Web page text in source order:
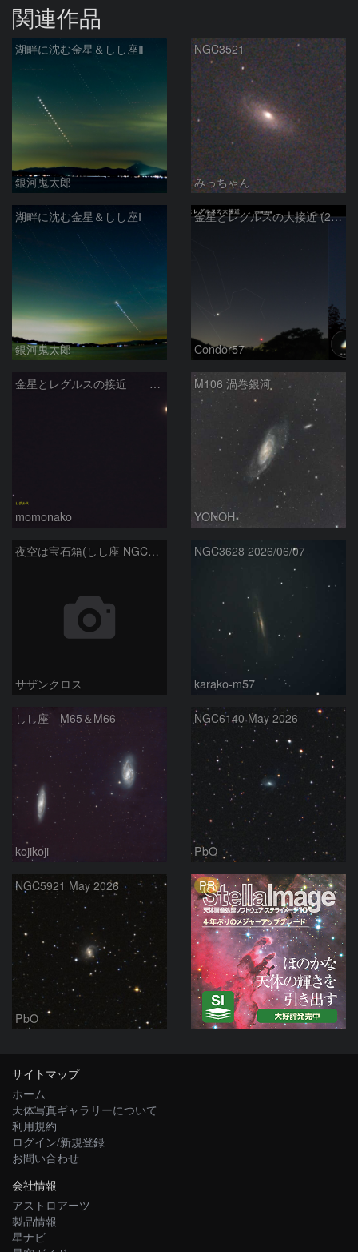
関連作品
湖畔に沈む金星＆しし座Ⅱ
銀河鬼太郎
NGC3521
みっちゃん
湖畔に沈む金星＆しし座Ⅰ
銀河鬼太郎
金星とレグルスの大接近 (2026/07/09)
Condor57
金星とレグルスの接近 260709
momonako
M106 渦巻銀河
YONOH
夜空は宝石箱(しし座 NGC2903) Seestar50
サザンクロス
NGC3628 2026/06/07
karako-m57
しし座 M65＆M66
kojikoji
NGC6140 May 2026
PbO
NGC5921 May 2026
PbO
PR
サイトマップ
ホーム
天体写真ギャラリーについて
利用規約
ログイン/新規登録
お問い合わせ
会社情報
アストロアーツ
製品情報
星ナビ